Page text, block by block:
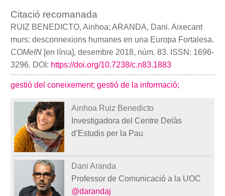
Citació recomanada
RUIZ BENEDICTO, Ainhoa; ARANDA, Dani. Aixecant
murs: desconnexions humanes en una Europa Fortalesa.
COMeIN [en línia], desembre 2018, núm. 83. ISSN: 1696-
3296. DOI: https://doi.org/10.7238/c.n83.1883
gestió del coneixement; gestió de la informació;
Ainhoa Ruiz Benedicto
Investigadora del Centre Delàs
d’Estudis per la Pau
Dani Aranda
Professor de Comunicació a la UOC
@darandaj